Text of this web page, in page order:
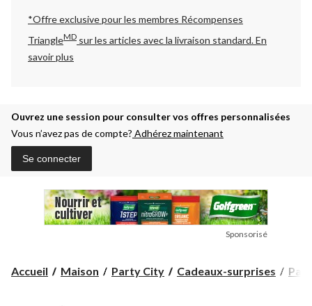
*Offre exclusive pour les membres Récompenses
TriangleMD sur les articles avec la livraison standard.En
savoir plus
Ouvrez une session pour consulter vos offres personnalisées
Vous n’avez pas de compte? Adhérez maintenant
Se connecter
Sponsorisé
Accueil Maison Party City Cadeaux-surprises